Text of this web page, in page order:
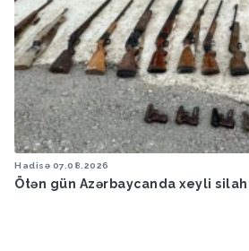
Hadisə 07.08.2026
Ötən gün Azərbaycanda xeyli